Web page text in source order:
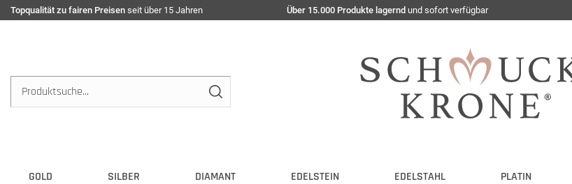
Topqualität zu fairen Preisen seit über 15 Jahren Über 15.000 Produkte lagernd und sofort verfügbar
GOLD SILBER DIAMANT EDELSTEIN EDELSTAHL PLATIN